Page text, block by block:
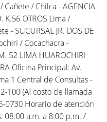
Cañete / Chilca - AGENCIA
K.56 OTROS Lima /
- SUCURSAL JR. DOS DE
/ Cocachacra -
52 LIMA HUAROCHIRI
Oficina Principal: Av.
1 Central de Consultas -
100 (Al costo de llamada
0730 Horario de atención
08:00 a.m. a 8:00 p.m. /